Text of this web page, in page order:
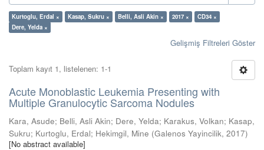
Kurtoglu, Erdal × Kasap, Sukru × Belli, Asli Akin × 2017 ×
CD34 ×
Dere, Yelda ×
Gelişmiş Filtreleri Göster
Toplam kayıt 1, listelenen: 1-1
Acute Monoblastic Leukemia Presenting with
Multiple Granulocytic Sarcoma Nodules
Kara, Asude; Belli, Asli Akin; Dere, Yelda; Karakus, Volkan; Kasap,
Sukru; Kurtoglu, Erdal; Hekimgil, Mine (Galenos Yayincilik, 2017)
[No abstract available]